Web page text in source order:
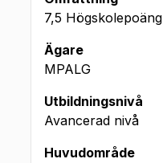
7,5 Högskolepoäng
Ägare
MPALG
Utbildningsnivå
Avancerad nivå
Huvudområde